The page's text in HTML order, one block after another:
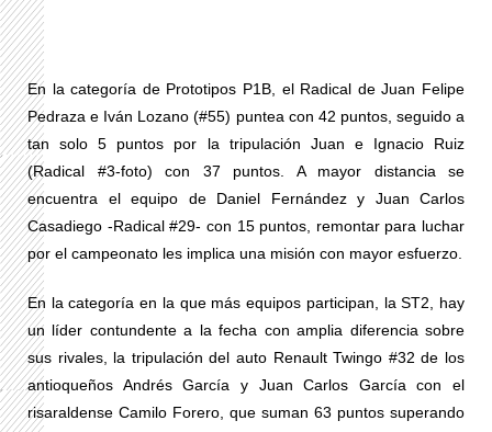
En la categoría de Prototipos P1B, el Radical de Juan Felipe
Pedraza e Iván Lozano (#55) puntea con 42 puntos, seguido a
tan solo 5 puntos por la tripulación Juan e Ignacio Ruiz
(Radical #3-foto) con 37 puntos. A mayor distancia se
encuentra el equipo de Daniel Fernández y Juan Carlos
Casadiego -Radical #29- con 15 puntos, remontar para luchar
por el campeonato les implica una misión con mayor esfuerzo.
En la categoría en la que más equipos participan, la ST2, hay
un líder contundente a la fecha con amplia diferencia sobre
sus rivales, la tripulación del auto Renault Twingo #32 de los
antioqueños Andrés García y Juan Carlos García con el
risaraldense Camilo Forero, que suman 63 puntos superando